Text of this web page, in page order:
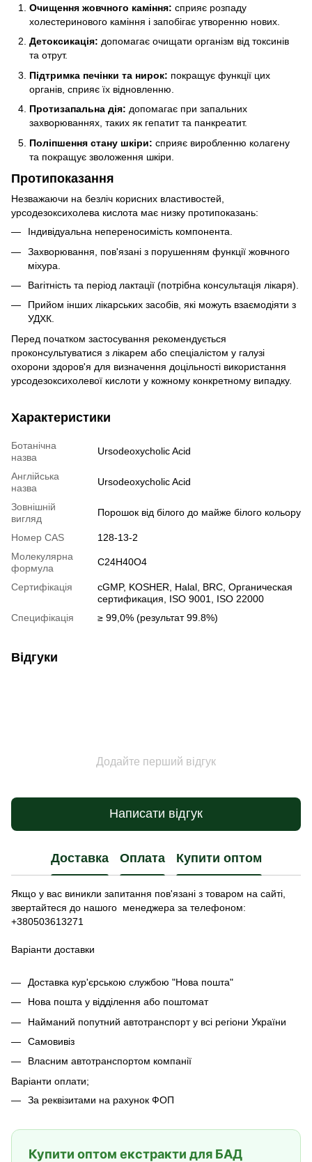
Очищення жовчного каміння: сприяє розпаду
холестеринового каміння і запобігає утворенню нових.
Детоксикація: допомагає очищати організм від токсинів
та отрут.
Підтримка печінки та нирок: покращує функції цих
органів, сприяє їх відновленню.
Протизапальна дія: допомагає при запальних
захворюваннях, таких як гепатит та панкреатит.
Поліпшення стану шкіри: сприяє виробленню колагену
та покращує зволоження шкіри.
Протипоказання
Незважаючи на безліч корисних властивостей,
урсодезоксихолева кислота має низку протипоказань:
Індивідуальна непереносимість компонента.
Захворювання, пов'язані з порушенням функції жовчного
міхура.
Вагітність та період лактації (потрібна консультація лікаря).
Прийом інших лікарських засобів, які можуть взаємодіяти з
УДХК.
Перед початком застосування рекомендується
проконсультуватися з лікарем або спеціалістом у галузі
охорони здоров'я для визначення доцільності використання
урсодезоксихолевої кислоти у кожному конкретному випадку.
Характеристики
Ботанічна
назва
Ursodeoxycholic Acid
Англійська
назва
Ursodeoxycholic Acid
Зовнішній
вигляд
Порошок від білого до майже білого кольору
Номер CAS
128-13-2
Молекулярна
формула
C24H40O4
Сертифікація
cGMP, KOSHER, Halal, BRC, Органическая
сертификация, ISO 9001, ISO 22000
Специфікація
≥ 99,0% (результат 99.8%)
Відгуки
Додайте перший відгук
Написати відгук
Доставка Оплата Купити оптом
Якщо у вас виникли запитання пов'язані з товаром на сайті,
звертайтеся до нашого менеджера за телефоном:
+380503613271
Варіанти доставки
Доставка кур'єрською службою "Нова пошта"
Нова пошта у відділення або поштомат
Найманий попутний автотранспорт у всі регіони України
Самовивіз
Власним автотранспортом компанії
Варіанти оплати;
За реквізитами на рахунок ФОП
Купити оптом екстракти для БАД